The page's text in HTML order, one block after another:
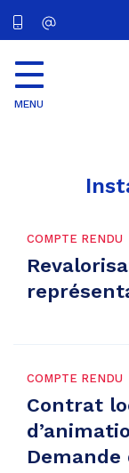
MENU
COMPTE RENDU
COMPTE RENDU
Contrat
Demande